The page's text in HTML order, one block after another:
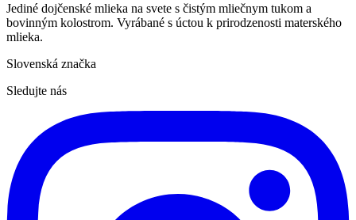
Jediné dojčenské mlieka na svete s čistým mliečnym tukom a
bovinným kolostrom. Vyrábané s úctou k prirodzenosti materského
mlieka.
Slovenská značka
Sledujte nás